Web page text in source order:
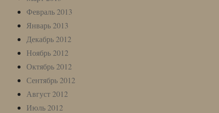
Февраль 2013
Январь 2013
Декабрь 2012
Ноябрь 2012
Октябрь 2012
Сентябрь 2012
Август 2012
Июль 2012